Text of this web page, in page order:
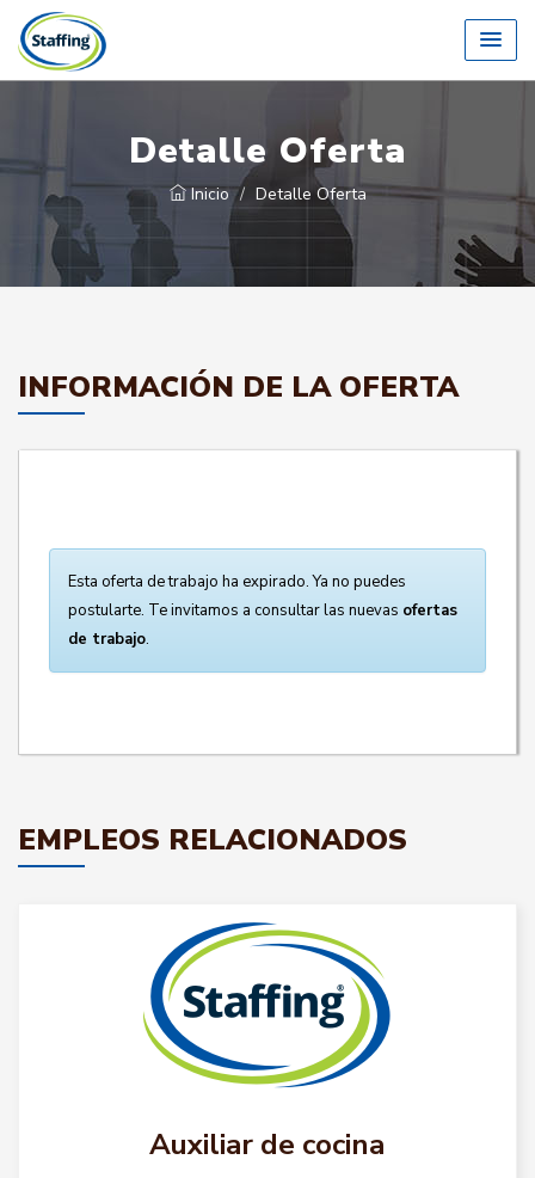
Detalle Oferta
Inicio Detalle Oferta
INFORMACIÓN DE LA OFERTA
Esta oferta de trabajo ha expirado. Ya no puedes
postularte. Te invitamos a consultar las nuevas ofertas
de trabajo.
EMPLEOS RELACIONADOS
Auxiliar de cocina